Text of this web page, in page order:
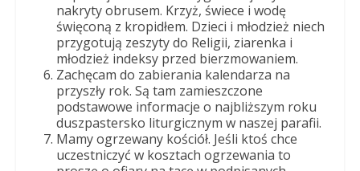
nakryty obrusem. Krzyż, świece i wodę
święconą z kropidłem. Dzieci i młodzież niech
przygotują zeszyty do Religii, ziarenka i
młodzież indeksy przed bierzmowaniem.
Zachęcam do zabierania kalendarza na
przyszły rok. Są tam zamieszczone
podstawowe informacje o najbliższym roku
duszpastersko liturgicznym w naszej parafii.
Mamy ogrzewany kościół. Jeśli ktoś chce
uczestniczyć w kosztach ogrzewania to